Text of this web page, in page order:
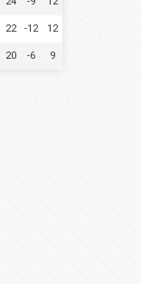
22 -12 12
20 -6 9